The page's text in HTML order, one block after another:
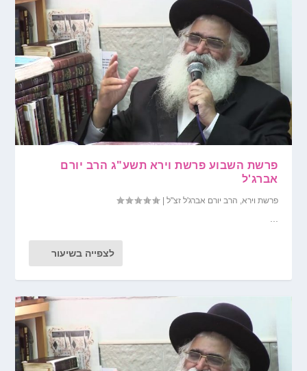
פרשת השבוע פרשת וירא תשע"ג הרב יורם
אברג'ל
פרשת וירא הרב יורם אברג'ל זצ"ל |
לצפייה בשיעור